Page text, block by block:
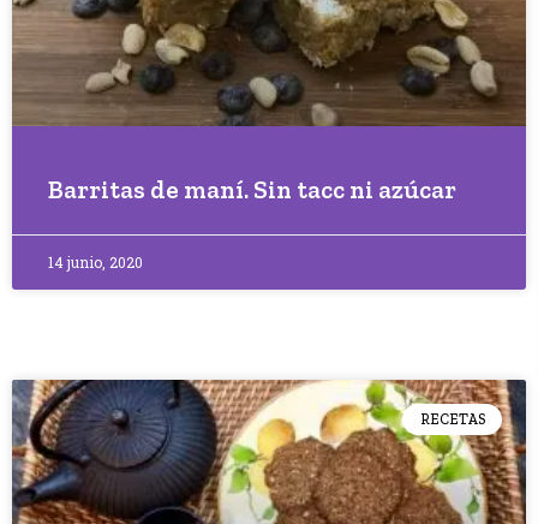
Barritas de maní. Sin tacc ni azúcar
14 junio, 2020
RECETAS